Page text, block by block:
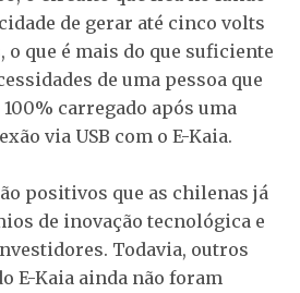
de gerar até cinco volts
que é mais do que suficiente
de uma pessoa que
carregado após uma
via USB com o E-Kaia.
positivos que as chilenas já
de inovação tecnológica e
Todavia, outros
E-Kaia ainda não foram